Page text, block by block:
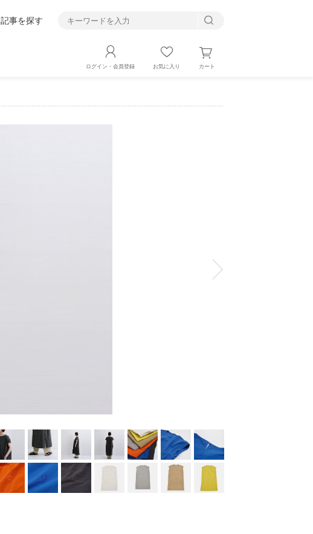
記事を探す
ログイン・会員登録 お気に入り カート